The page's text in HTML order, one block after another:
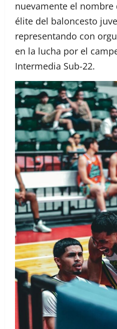
nuevamente el nombre
élite del baloncesto
representando con
en la lucha por el
Intermedia Sub-22.